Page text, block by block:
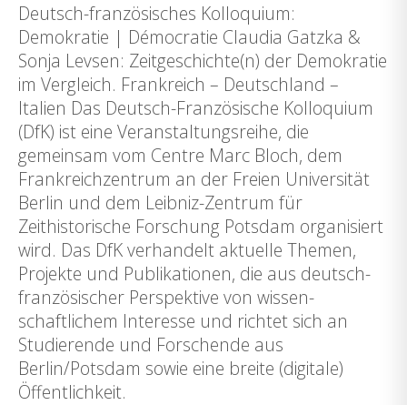
Deutsch-französisches Kolloquium:
Demokratie | Démocratie Claudia Gatzka &
Sonja Levsen: Zeitgeschichte(n) der Demokratie
im Vergleich. Frankreich – Deutschland –
Italien Das Deutsch-Französische Kolloquium
(DfK) ist eine Veranstaltungsreihe, die
gemeinsam vom Centre Marc Bloch, dem
Frankreichzentrum an der Freien Universität
Berlin und dem Leibniz-Zentrum für
Zeithistorische Forschung Potsdam organisiert
wird. Das DfK verhandelt aktuelle Themen,
Projekte und Publikationen, die aus deutsch-
französischer Perspektive von wissen-
schaftlichem Interesse und richtet sich an
Studierende und Forschende aus
Berlin/Potsdam sowie eine breite (digitale)
Öffentlichkeit.